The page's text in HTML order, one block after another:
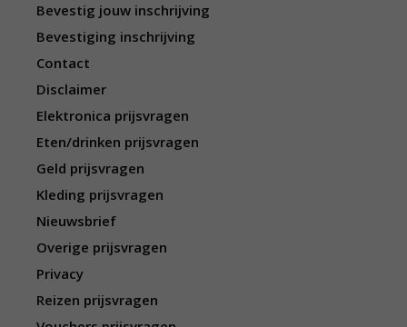
Bevestig jouw inschrijving
Bevestiging inschrijving
Contact
Disclaimer
Elektronica prijsvragen
Eten/drinken prijsvragen
Geld prijsvragen
Kleding prijsvragen
Nieuwsbrief
Overige prijsvragen
Privacy
Reizen prijsvragen